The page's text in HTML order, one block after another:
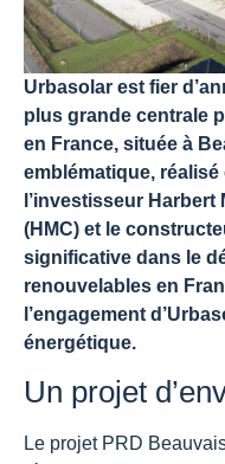
Urbasolar est fier
plus grande centrale
en France, située à
emblématique,
l’investisseur
(HMC) et le
significative dans le
renouvelables en
l’engagement
énergétique.
Un projet
Le projet PRD